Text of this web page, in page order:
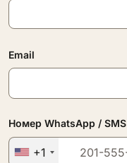
Email
Номер WhatsApp / SMS
+1